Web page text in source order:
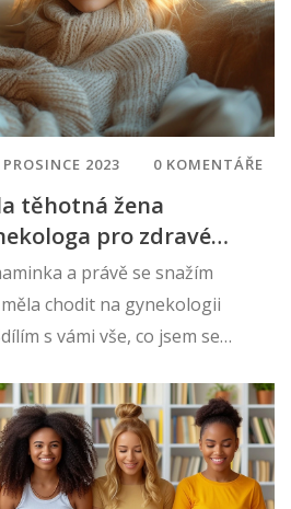
2023 0 KOMENTÁŘE
těhotná žena
pro zdravé
a právě se snažím
chodit na gynekologii
s vámi vše, co jsem se
být různý v závislosti na
individuální potřeby každé z
pomáhají zajistit nejen
mého miminka? Přečtěte si